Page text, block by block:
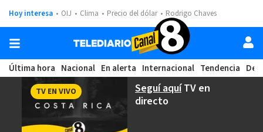
Hoy interesa OIJ Clima Precio del dólar Rodrigo Chaves
Última hora Nacional En alerta Internacional Tendencia
Seguí aquíTV en
directo
TV EN VIVO